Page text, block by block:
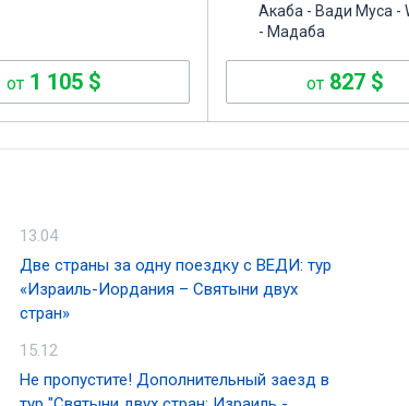
от1 105 $
Акаба - Вади Муса -
- Мадаба
от827 $
13.04
Две страны за одну поездку с ВЕДИ: тур
«Израиль-Иордания – Святыни двух
стран»
15.12
Не пропустите! Дополнительный заезд в